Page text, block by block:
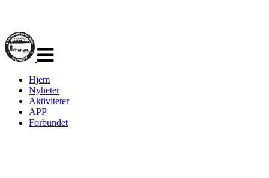
navigasjon
Hjem
Nyheter
Aktiviteter
APP
Forbundet